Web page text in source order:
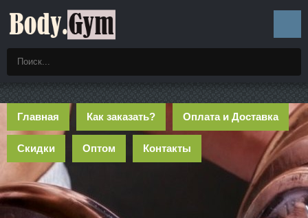
Главная Как заказать? Оплата и Доставка
Скидки Оптом Контакты